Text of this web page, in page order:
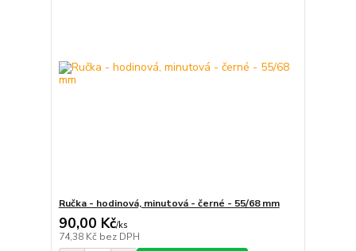
Ručka - hodinová, minutová - černé - 55/68 mm
90,00 Kč/ks
74,38 Kč bez DPH